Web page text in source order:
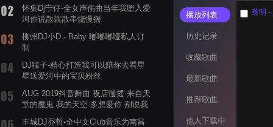
怀集Dj宁仔-全女声伤曲当年我堕入爱
河你说散就散串烧慢摇
柳州DJ小D - Baby 嘟嘟嘟哑私人订
制
DJ猛子-精心打造我可以陪你去看星
星送爱河中的宝贝粉丝
AUG 2019抖音舞曲 夜店慢摇 来自天
堂的魔鬼 我的天空 多想爱你 别说我
丰城DJ乔哲-全中文Club音乐为南昌
播放列表
历史记录
收藏歌曲
最新歌曲
推荐歌曲
他人下载中
黎明 -